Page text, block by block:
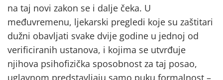
na taj novi zakon se i dalje čeka. U
međuvremenu, ljekarski pregledi koje su zaštitari
dužni obavljati svake dvije godine u jednoj od
verificiranih ustanova, i kojima se utvrđuje
njihova psihofizička sposobnost za taj posao,
uglavnom predstavljaju samo puku formalnost –